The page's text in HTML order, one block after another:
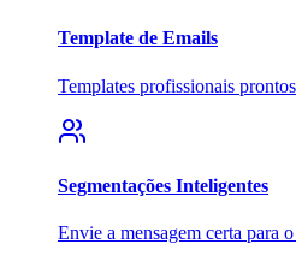
Template de Emails
Templates profissionais
Segmentações Inteligentes
Envie a mensagem certa para